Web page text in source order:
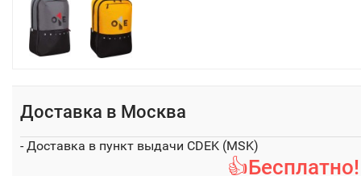
Доставка в Москва
- Доставка в пункт выдачи CDEK (MSK)